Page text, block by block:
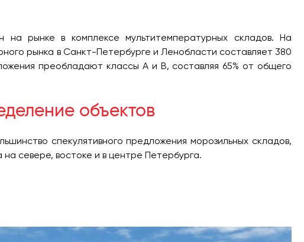
на рынке в комплексе мультитемпературных складов. На
рынка в Санкт-Петербурге и Ленобласти составляет 380
преобладают классы А и В, составляя 65% от общего
объектов
спекулятивного предложения морозильных складов,
севере, востоке и в центре Петербурга.